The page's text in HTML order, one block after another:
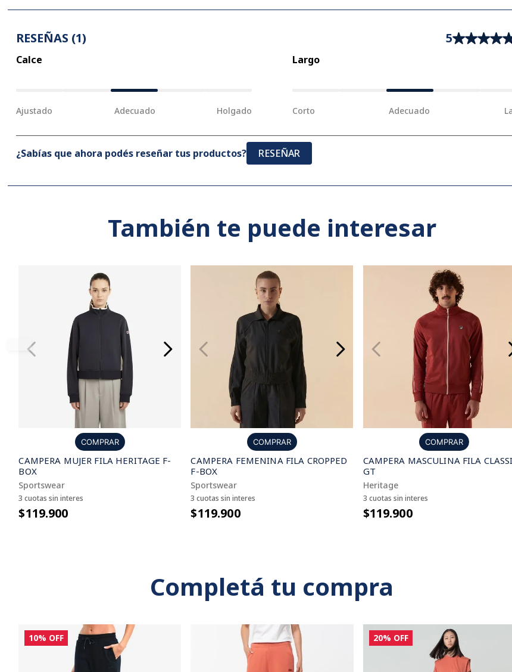
RESEÑAS (1) 5
Calce
Ajustado Adecuado Holgado
Largo
Corto Adecuado
¿Sabías que ahora podés reseñar tus productos? RESEÑAR
También te puede interesar
COMPRAR
CAMPERA MUJER FILA HERITAGE F-
BOX
Sportswear
3 cuotas sin interes
$119.900
COMPRAR
CAMPERA FEMENINA FILA CROPPED
F-BOX
Sportswear
3 cuotas sin interes
$119.900
COMPRAR
CAMPERA MASCULINA FILA
GT
Heritage
3 cuotas sin interes
$119.900
Completá tu compra
10% OFF 20% OFF